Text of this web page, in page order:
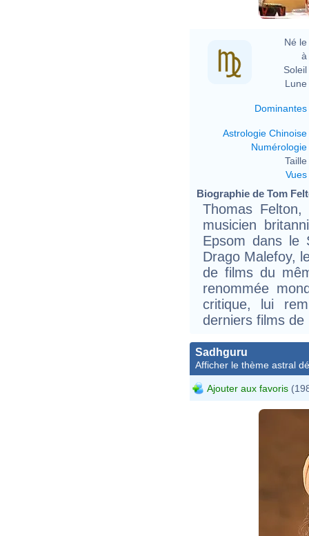
Né le
à
Soleil
Lune
Dominantes
Astrologie Chinoise
Numérologie
Taille
Vues
Biographie de Tom
Thomas
musicien
Epsom dans le
Drago Malefoy,
de films du
renommée
critique, lui
derniers films de
Sadhguru
Afficher le thème astral
Ajouter aux favoris